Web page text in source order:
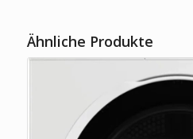
Ähnliche Produkte